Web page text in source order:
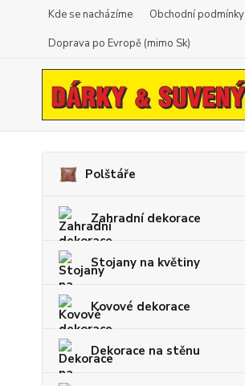
Kde se nacházíme Obchodní podmínky
Doprava po Evropě (mimo Sk)
Polštáře
Zahradní dekorace
Stojany na květiny
Kovové dekorace
Dekorace na stěnu